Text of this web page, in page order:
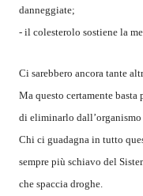
danneggiate;
- il colesterolo sostiene la
Ci sarebbero ancora tante
Ma questo certamente basta
di eliminarlo
Chi ci guadagna in tutto
sempre più schiavo del
che spaccia droghe.